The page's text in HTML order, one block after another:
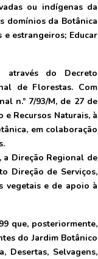
ou indígenas da
domínios da Botânica
estrangeiros; Educar
através do Decreto
de Florestas. Com
n.º 7/93/M, de 27 de
Recursos Naturais, à
em colaboração
a Direção Regional de
Direção de Serviços,
vegetais e de apoio à
que, posteriormente,
do Jardim Botânico
Desertas, Selvagens,